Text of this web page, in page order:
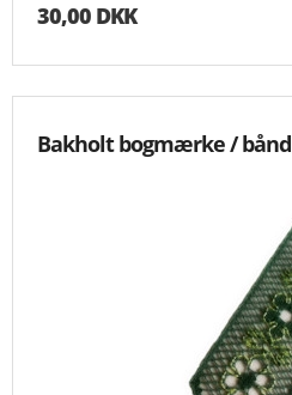
30,00 DKK
Bakholt bogmærke / bånd